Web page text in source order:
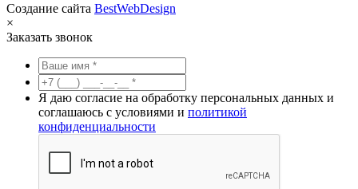
Создание сайта BestWebDesign
×
Заказать звонок
Я даю согласие на обработку персональных данных и
соглашаюсь с условиями и политикой
конфиденциальности